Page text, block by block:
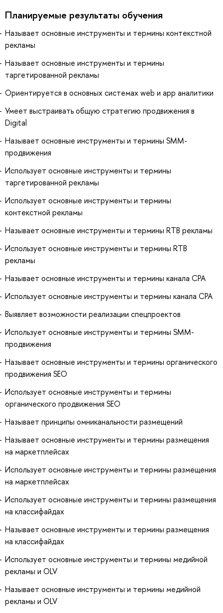
Планируемые результаты обучения
Называет основные инструменты и термины контекстной
рекламы
Называет основные инструменты и термины
таргетированной рекламы
Ориентируется в основных системах web и app аналитики
Умеет выстраивать общую стратегию продвижения в
Digital
Называет основные инструменты и термины SMM-
продвижения
Использует основные инструменты и термины
таргетированной рекламы
Использует основные инструменты и термины
контекстной рекламы
Называет основные инструменты и термины RTB рекламы
Использует основные инструменты и термины RTB
рекламы
Называет основные инструменты и термины канала CPA
Использует основные инструменты и термины канала CPA
Выявляет возможности реализации спецпроектов
Использует основные инструменты и термины SMM-
продвижения
Называет основные инструменты и термины органического
продвижения SEO
Использует основные инструменты и термины
органического продвижения SEO
Называет принципы омниканальности размещений
Называет основные инструменты и термины размещения
на маркетплейсах
Использует основные инструменты и термины размещения
на маркетплейсах
Использует основные инструменты и термины размещения
на классифайдах
Называет основные инструменты и термины размещения
на классифайдах
Использует основные инструменты и термины медийной
рекламы и OLV
Называет основные инструменты и термины медийной
рекламы и OLV